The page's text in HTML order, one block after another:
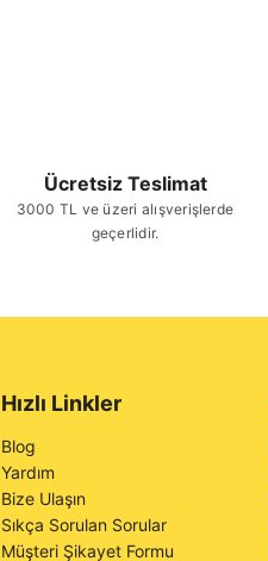
Ücretsiz Teslimat
3000 TL ve üzeri alışverişlerde
geçerlidir.
Hızlı Linkler
Blog
Yardım
Bize Ulaşın
Sıkça Sorulan Sorular
Müşteri Şikayet Formu